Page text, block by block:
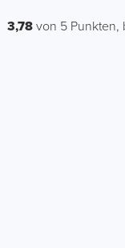
3,78 von 5 Punkten,